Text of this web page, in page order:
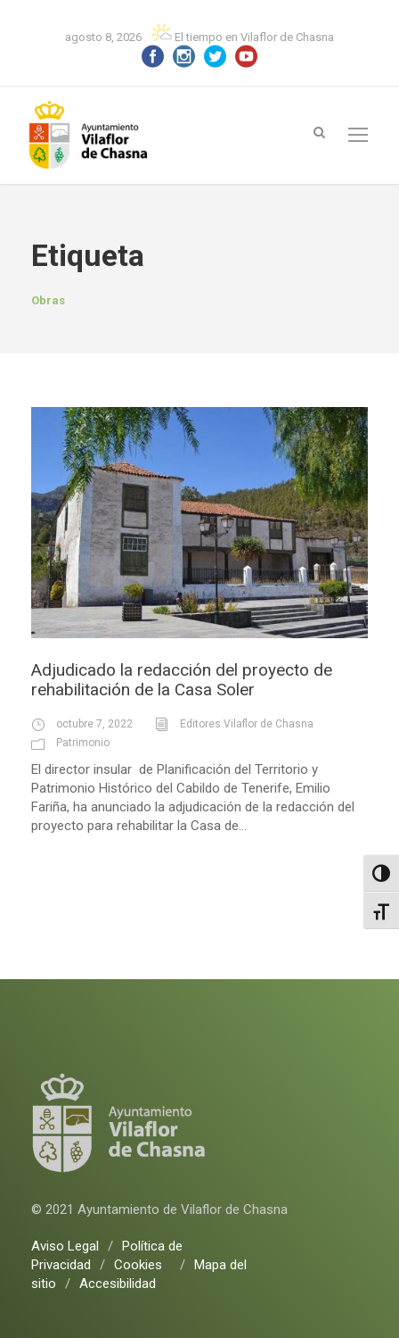
agosto 8, 2026 El tiempo en Vilaflor de Chasna
Etiqueta
Obras
Adjudicado la redacción del proyecto de
rehabilitación de la Casa Soler
octubre 7, 2022
Editores Vilaflor de Chasna
Patrimonio
El director insular de Planificación del Territorio y
Patrimonio Histórico del Cabildo de Tenerife, Emilio
Fariña, ha anunciado la adjudicación de la redacción del
proyecto para rehabilitar la Casa de...
© 2021 Ayuntamiento de Vilaflor de Chasna
Aviso Legal / Política de
Privacidad
/ Cookies / Mapa del
sitio
/ Accesibilidad